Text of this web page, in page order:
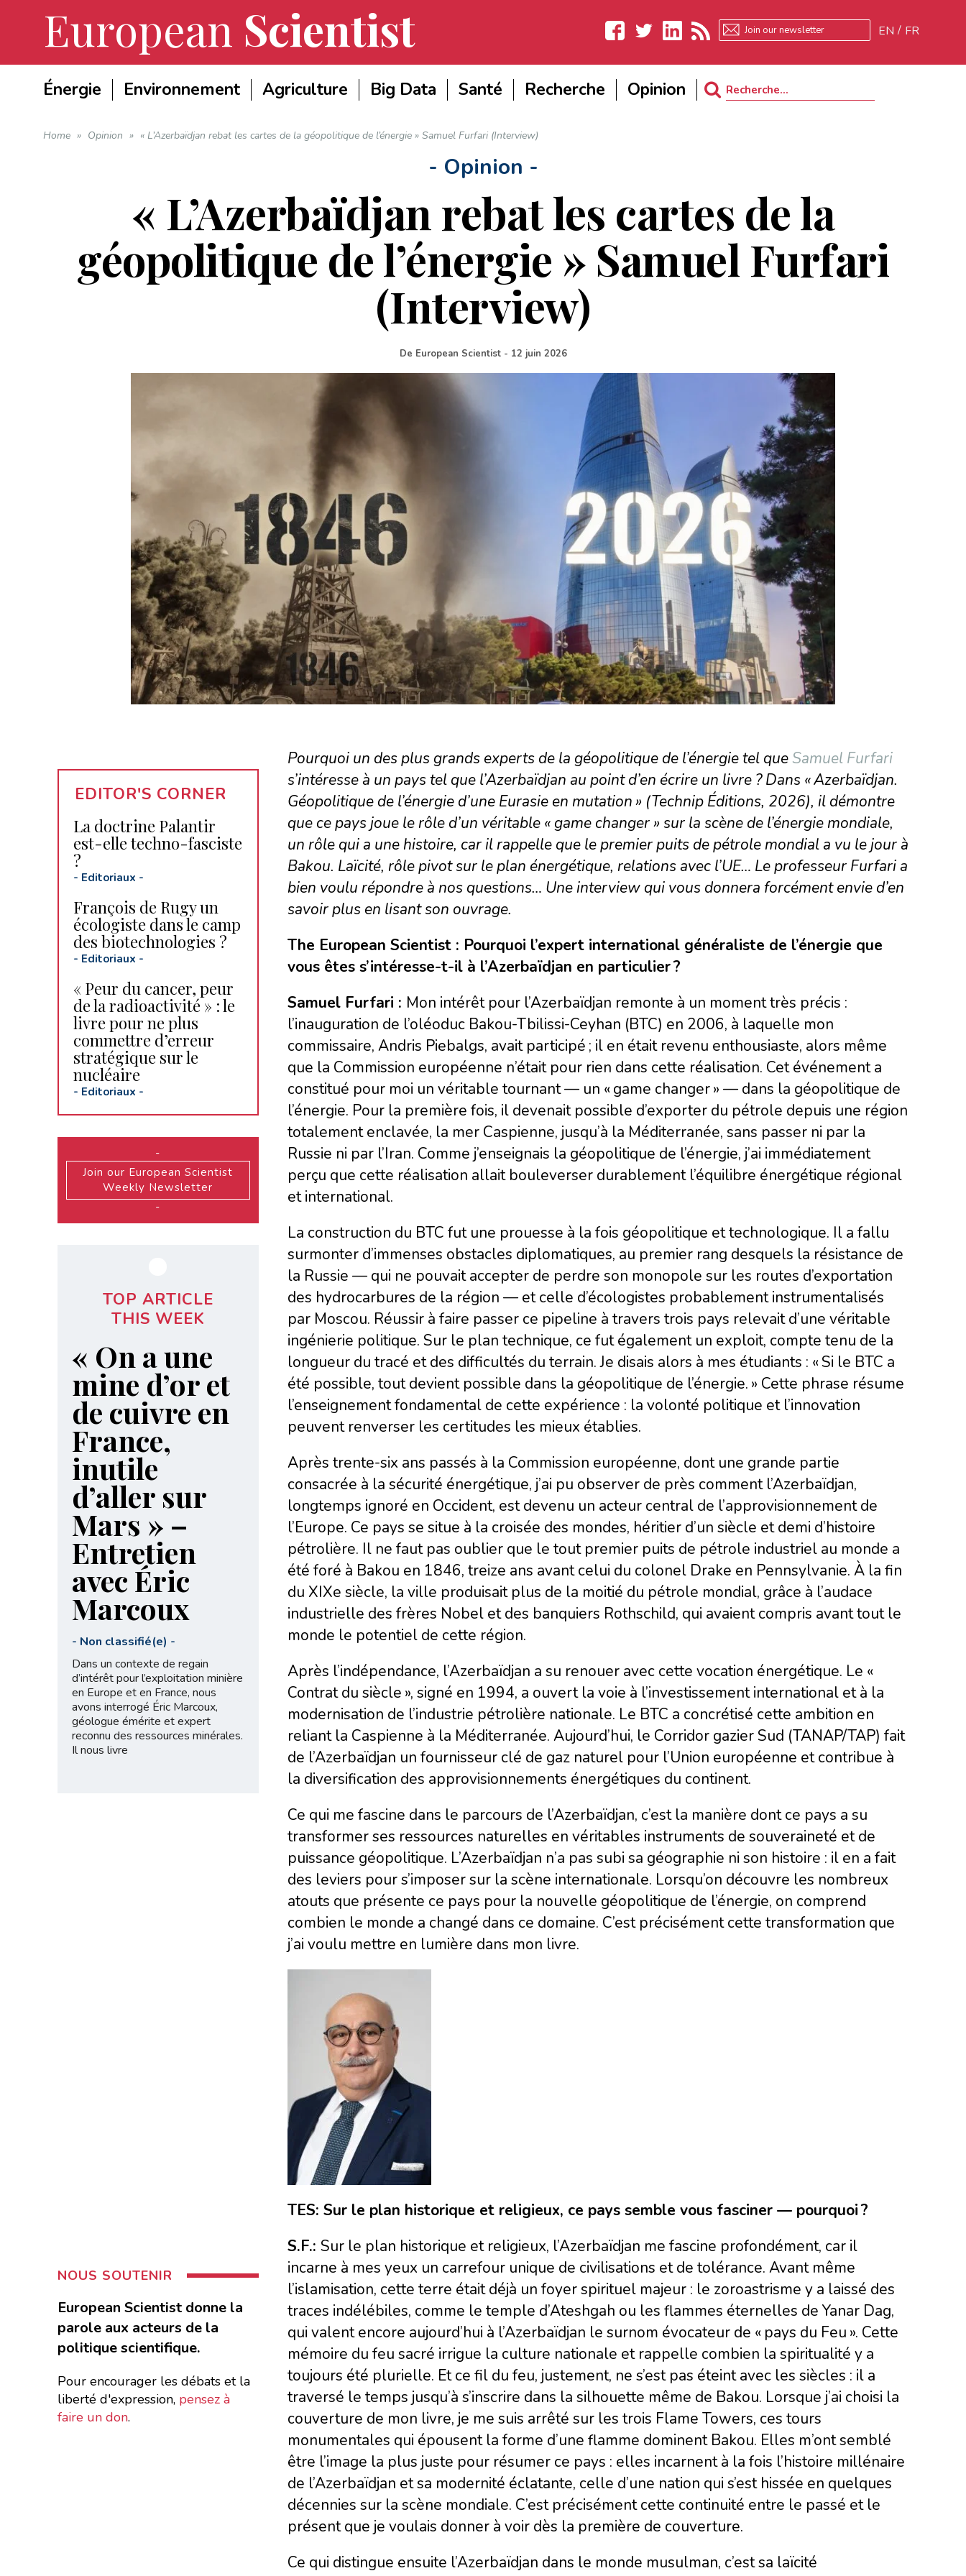
European Scientist
Facebook RSS
EN FR
Énergie Environnement Agriculture Big Data Santé Recherche Opinion
Search
Home » Opinion » « L’Azerbaïdjan rebat les cartes de la géopolitique de l’énergie » Samuel Furfari (Interview)
- Opinion -
« L’Azerbaïdjan rebat les cartes de la
géopolitique de l’énergie » Samuel Furfari
(Interview)
De European Scientist - 12 juin 2026
Pourquoi un des plus grands experts de la géopolitique de l’énergie tel que Samuel Furfari
s’intéresse à un pays tel que l’Azerbaïdjan au point d’en écrire un livre ? Dans « Azerbaïdjan.
Géopolitique de l’énergie d’une Eurasie en mutation » (Technip Éditions, 2026), il démontre
que ce pays joue le rôle d’un véritable « game changer » sur la scène de l’énergie mondiale,
un rôle qui a une histoire, car il rappelle que le premier puits de pétrole mondial a vu le jour à
Bakou. Laïcité, rôle pivot sur le plan énergétique, relations avec l’UE… Le professeur Furfari a
bien voulu répondre à nos questions… Une interview qui vous donnera forcément envie d’en
savoir plus en lisant son ouvrage.
The European Scientist : Pourquoi l’expert international généraliste de l’énergie que
vous êtes s’intéresse-t-il à l’Azerbaïdjan en particulier ?
Samuel Furfari : Mon intérêt pour l’Azerbaïdjan remonte à un moment très précis :
l’inauguration de l’oléoduc Bakou-Tbilissi-Ceyhan (BTC) en 2006, à laquelle mon
commissaire, Andris Piebalgs, avait participé ; il en était revenu enthousiaste, alors même
que la Commission européenne n’était pour rien dans cette réalisation. Cet événement a
constitué pour moi un véritable tournant — un « game changer » — dans la géopolitique de
l’énergie. Pour la première fois, il devenait possible d’exporter du pétrole depuis une région
totalement enclavée, la mer Caspienne, jusqu’à la Méditerranée, sans passer ni par la
Russie ni par l’Iran. Comme j’enseignais la géopolitique de l’énergie, j’ai immédiatement
perçu que cette réalisation allait bouleverser durablement l’équilibre énergétique régional
et international.
La construction du BTC fut une prouesse à la fois géopolitique et technologique. Il a fallu
surmonter d’immenses obstacles diplomatiques, au premier rang desquels la résistance de
la Russie — qui ne pouvait accepter de perdre son monopole sur les routes d’exportation
des hydrocarbures de la région — et celle d’écologistes probablement instrumentalisés
par Moscou. Réussir à faire passer ce pipeline à travers trois pays relevait d’une véritable
ingénierie politique. Sur le plan technique, ce fut également un exploit, compte tenu de la
longueur du tracé et des difficultés du terrain. Je disais alors à mes étudiants : « Si le BTC a
été possible, tout devient possible dans la géopolitique de l’énergie. » Cette phrase résume
l’enseignement fondamental de cette expérience : la volonté politique et l’innovation
peuvent renverser les certitudes les mieux établies.
Après trente-six ans passés à la Commission européenne, dont une grande partie
consacrée à la sécurité énergétique, j’ai pu observer de près comment l’Azerbaïdjan,
longtemps ignoré en Occident, est devenu un acteur central de l’approvisionnement de
l’Europe. Ce pays se situe à la croisée des mondes, héritier d’un siècle et demi d’histoire
pétrolière. Il ne faut pas oublier que le tout premier puits de pétrole industriel au monde a
été foré à Bakou en 1846, treize ans avant celui du colonel Drake en Pennsylvanie. À la fin
du XIXe siècle, la ville produisait plus de la moitié du pétrole mondial, grâce à l’audace
industrielle des frères Nobel et des banquiers Rothschild, qui avaient compris avant tout le
monde le potentiel de cette région.
Après l’indépendance, l’Azerbaïdjan a su renouer avec cette vocation énergétique. Le «
Contrat du siècle », signé en 1994, a ouvert la voie à l’investissement international et à la
modernisation de l’industrie pétrolière nationale. Le BTC a concrétisé cette ambition en
reliant la Caspienne à la Méditerranée. Aujourd’hui, le Corridor gazier Sud (TANAP/TAP) fait
de l’Azerbaïdjan un fournisseur clé de gaz naturel pour l’Union européenne et contribue à
la diversification des approvisionnements énergétiques du continent.
Ce qui me fascine dans le parcours de l’Azerbaïdjan, c’est la manière dont ce pays a su
transformer ses ressources naturelles en véritables instruments de souveraineté et de
puissance géopolitique. L’Azerbaïdjan n’a pas subi sa géographie ni son histoire : il en a fait
des leviers pour s’imposer sur la scène internationale. Lorsqu’on découvre les nombreux
atouts que présente ce pays pour la nouvelle géopolitique de l’énergie, on comprend
combien le monde a changé dans ce domaine. C’est précisément cette transformation que
j’ai voulu mettre en lumière dans mon livre.
TES: Sur le plan historique et religieux, ce pays semble vous fasciner — pourquoi ?
S.F.: Sur le plan historique et religieux, l’Azerbaïdjan me fascine profondément, car il
incarne à mes yeux un carrefour unique de civilisations et de tolérance. Avant même
l’islamisation, cette terre était déjà un foyer spirituel majeur : le zoroastrisme y a laissé des
traces indélébiles, comme le temple d’Ateshgah ou les flammes éternelles de Yanar Dag,
qui valent encore aujourd’hui à l’Azerbaïdjan le surnom évocateur de « pays du Feu ». Cette
mémoire du feu sacré irrigue la culture nationale et rappelle combien la spiritualité y a
toujours été plurielle. Et ce fil du feu, justement, ne s’est pas éteint avec les siècles : il a
traversé le temps jusqu’à s’inscrire dans la silhouette même de Bakou. Lorsque j’ai choisi la
couverture de mon livre, je me suis arrêté sur les trois Flame Towers, ces tours
monumentales qui épousent la forme d’une flamme dominent Bakou. Elles m’ont semblé
être l’image la plus juste pour résumer ce pays : elles incarnent à la fois l’histoire millénaire
de l’Azerbaïdjan et sa modernité éclatante, celle d’une nation qui s’est hissée en quelques
décennies sur la scène mondiale. C’est précisément cette continuité entre le passé et le
présent que je voulais donner à voir dès la première de couverture.
Ce qui distingue ensuite l’Azerbaïdjan dans le monde musulman, c’est sa laïcité
EDITOR'S CORNER
La doctrine Palantir
est-elle techno-fasciste
?
- Editoriaux -
François de Rugy un
écologiste dans le camp
des biotechnologies ?
- Editoriaux -
« Peur du cancer, peur
de la radioactivité » : le
livre pour ne plus
commettre d’erreur
stratégique sur le
nucléaire
- Editoriaux -
-
Join our European Scientist
Weekly Newsletter
-
TOP ARTICLE
THIS WEEK
« On a une
mine d’or et
de cuivre en
France,
inutile
d’aller sur
Mars » –
Entretien
avec Éric
Marcoux
- Non classifié(e) -
Dans un contexte de regain
d’intérêt pour l’exploitation minière
en Europe et en France, nous
avons interrogé Éric Marcoux,
géologue émérite et expert
reconnu des ressources minérales.
Il nous livre
NOUS SOUTENIR
European Scientist donne la
parole aux acteurs de la
politique scientifique.
Pour encourager les débats et la
liberté d'expression, pensez à
faire un don.